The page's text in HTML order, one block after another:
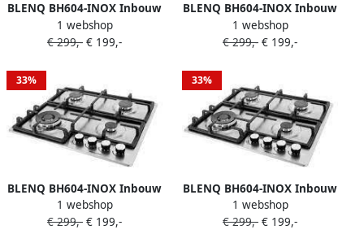
BLENQ BH604-INOX Inbouw
gaskookplaat
1 webshop
€ 299,- € 199,-
BLENQ BH604-INOX Inbouw
gaskookplaat
1 webshop
€ 299,- € 199,-
33%
BLENQ BH604-INOX Inbouw
gaskookplaat
1 webshop
€ 299,- € 199,-
33%
BLENQ BH604-INOX Inbouw
gaskookplaat
1 webshop
€ 299,- € 199,-